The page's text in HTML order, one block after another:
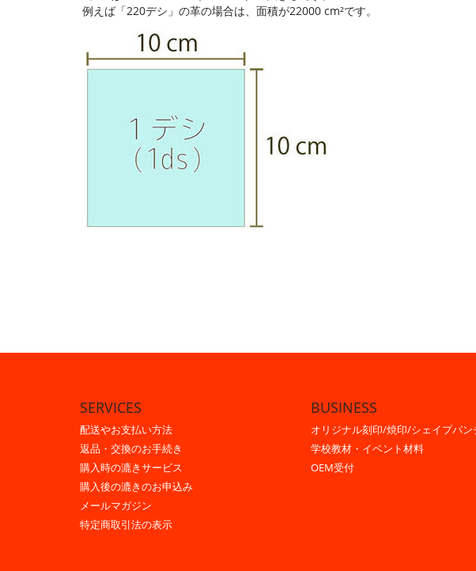
例えば「220デシ」の革の場合は、面積が22000 cm²です。
SERVICES
配送やお支払い方法
返品・交換のお手続き
購入時の漉きサービス
購入後の漉きのお申込み
メールマガジン
特定商取引法の表示
BUSINESS
オリジナル刻印/焼印/シェイプパン
学校教材・イベント材料
OEM受付